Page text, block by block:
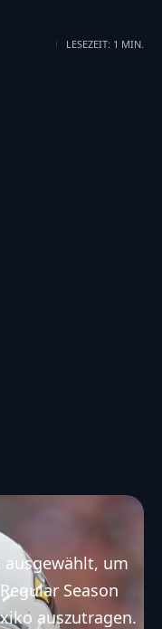
LESEZEIT: 1 MIN.
ausgewählt, um
Season
auszutragen.